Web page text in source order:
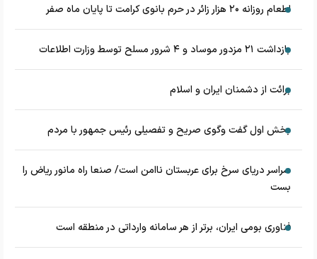
اطعام روزانه ۲۰ هزار زائر در حرم بانوی کرامت تا پایان ماه صفر
بازداشت ۲۱ مزدور موساد و ۴ شرور مسلح توسط وزارت اطلاعات
برائت از دشمنان ایران و اسلام
بخش اول گفت وگوی صریح و تفصیلی رئیس جمهور با مردم
سراسر دریای سرخ برای عربستان ناامن است/ صنعا راه مانور ریاض را
بست
فناوری بومی ایران، برتر از هر سامانه وارداتی در منطقه است